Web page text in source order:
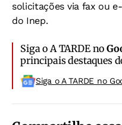
solicitações via fax ou
do Inep.
Siga o A TARDE no
principais destaques
Siga o A TARDE no